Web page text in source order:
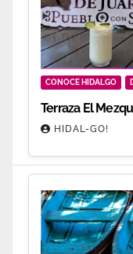
CONOCE HIDALGO
Terraza El
HIDAL-GO!